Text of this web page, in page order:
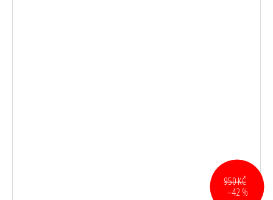
950 KČ
–42 %